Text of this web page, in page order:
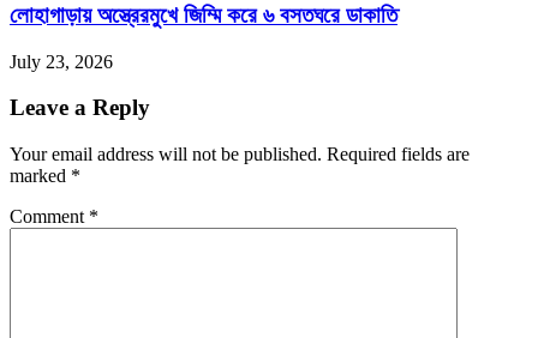
লোহাগাড়ায় অস্ত্রেরমুখে জিম্মি করে ৬ বসতঘরে ডাকাতি
July 23, 2026
Leave a Reply
Your email address will not be published. Required fields are
marked *
Comment *